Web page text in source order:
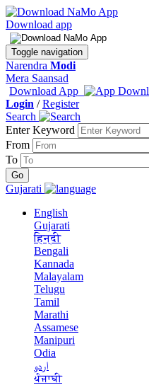
Download app
Toggle navigation
Narendra Modi
Mera Saansad
Download App
Login /Register
Search
Enter Keyword
From
To
Gujarati
English
Gujarati
हिन्दी
Bengali
Kannada
Malayalam
Telugu
Tamil
Marathi
Assamese
Manipuri
Odia
اردو
ਪੰਜਾਬੀ